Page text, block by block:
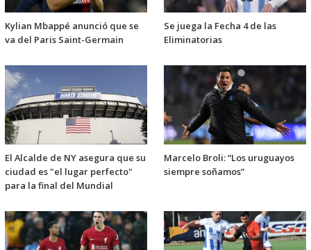
Kylian Mbappé anunció que se
va del Paris Saint-Germain
Se juega la Fecha 4 de las
Eliminatorias
El Alcalde de NY asegura que su
ciudad es "el lugar perfecto"
para la final del Mundial
Marcelo Broli: “Los uruguayos
siempre soñamos”